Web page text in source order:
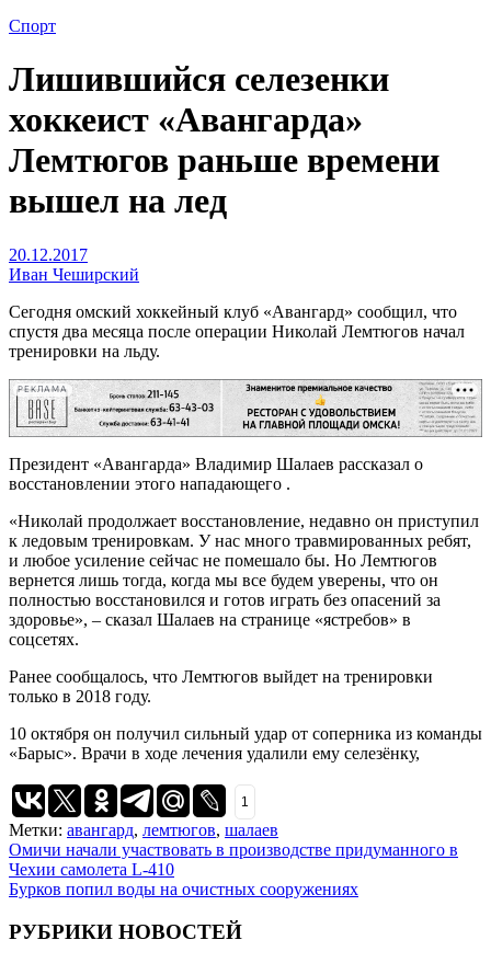
Спорт
Лишившийся селезенки
хоккеист «Авангарда»
Лемтюгов раньше времени
вышел на лед
20.12.2017
Иван Чеширский
Сегодня омский хоккейный клуб «Авангард» сообщил, что
спустя два месяца после операции Николай Лемтюгов начал
тренировки на льду.
РЕКЛАМА
Президент «Авангарда» Владимир Шалаев рассказал о
восстановлении этого нападающего .
«Николай продолжает восстановление, недавно он приступил
к ледовым тренировкам. У нас много травмированных ребят,
и любое усиление сейчас не помешало бы. Но Лемтюгов
вернется лишь тогда, когда мы все будем уверены, что он
полностью восстановился и готов играть без опасений за
здоровье», – сказал Шалаев на странице «ястребов» в
соцсетях.
Ранее сообщалось, что Лемтюгов выйдет на тренировки
только в 2018 году.
10 октября он получил сильный удар от соперника из команды
«Барыс». Врачи в ходе лечения удалили ему селезёнку,
1
Метки: авангард, лемтюгов, шалаев
Навигация
по
Омичи начали участвовать в производстве придуманного в
Чехии самолета L-410
Бурков попил воды на очистных сооружениях
РУБРИКИ НОВОСТЕЙ